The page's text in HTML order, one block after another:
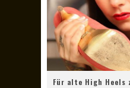
Für alte High Heels